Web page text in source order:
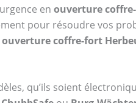
en ouverture
pour résoudre vos
ouverture coffre-fort
qu’ils soient